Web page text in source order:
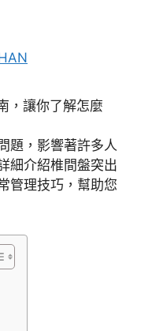
題，影響著許多人
細介紹椎間盤突出
管理技巧，幫助您